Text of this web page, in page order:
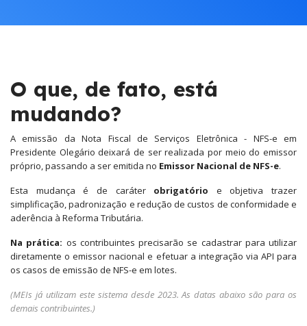
O que, de fato, está
mudando?
A emissão da Nota Fiscal de Serviços Eletrônica - NFS-e em
Presidente Olegário deixará de ser realizada por meio do emissor
próprio, passando a ser emitida no Emissor Nacional de NFS-e.
Esta mudança é de caráter obrigatório e objetiva trazer
simplificação, padronização e redução de custos de conformidade e
aderência à Reforma Tributária.
Na prática: os contribuintes precisarão se cadastrar para utilizar
diretamente o emissor nacional e efetuar a integração via API para
os casos de emissão de NFS-e em lotes.
(MEIs já utilizam este sistema desde 2023. As datas abaixo são para os
demais contribuintes.)